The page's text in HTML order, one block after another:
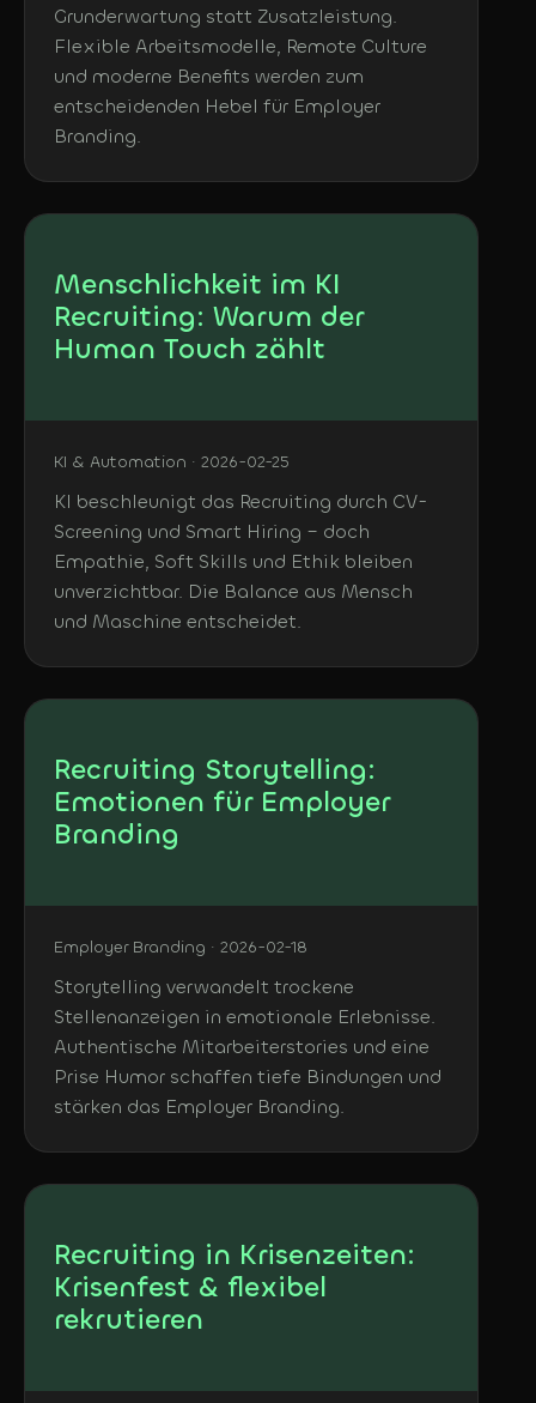
Grunderwartung statt Zusatzleistung.
Flexible Arbeitsmodelle, Remote Culture
und moderne Benefits werden zum
entscheidenden Hebel für Employer
Branding.
Menschlichkeit im KI
Recruiting: Warum der
Human Touch zählt
KI & Automation · 2026-02-25
KI beschleunigt das Recruiting durch CV-
Screening und Smart Hiring – doch
Empathie, Soft Skills und Ethik bleiben
unverzichtbar. Die Balance aus Mensch
und Maschine entscheidet.
Recruiting Storytelling:
Emotionen für Employer
Branding
Employer Branding · 2026-02-18
Storytelling verwandelt trockene
Stellenanzeigen in emotionale Erlebnisse.
Authentische Mitarbeiterstories und eine
Prise Humor schaffen tiefe Bindungen und
stärken das Employer Branding.
Recruiting in Krisenzeiten:
Krisenfest & flexibel
rekrutieren